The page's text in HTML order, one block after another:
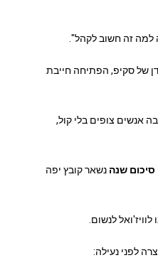
זה חשוב לקהל".
של סקיפ, הפתיחה חייבת
אנשים צופים בלי קול,
שנה נשאר קובץ יפה
לנשום.
לפני נעילה: